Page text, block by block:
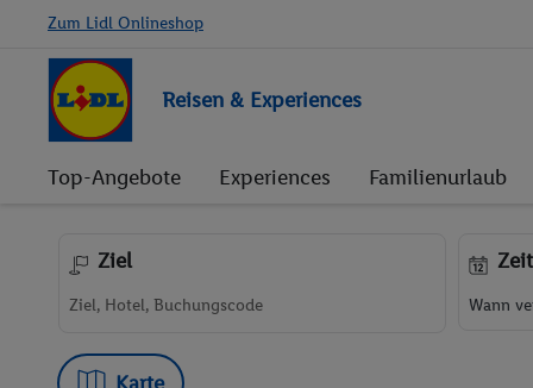
Zum Lidl Onlineshop
Reisen & Experiences
Top-Angebote Experiences Familienurlaub
Ziel
Wann